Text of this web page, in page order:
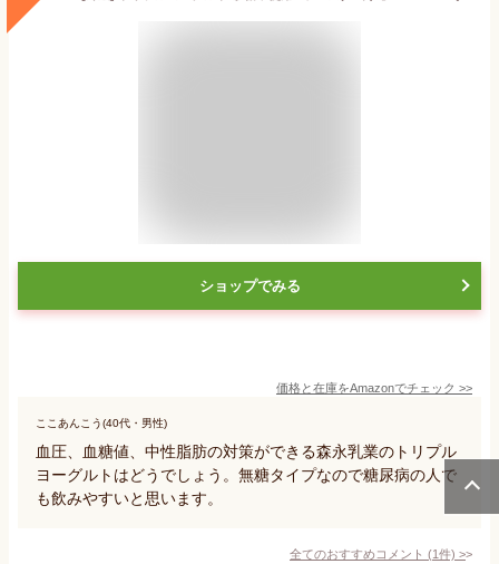
ショップでみる
価格と在庫をAmazonでチェック >>
ここあんこう(40代・男性)
血圧、血糖値、中性脂肪の対策ができる森永乳業のトリプル
ヨーグルトはどうでしょう。無糖タイプなので糖尿病の人で
も飲みやすいと思います。
全てのおすすめコメント (1件) >